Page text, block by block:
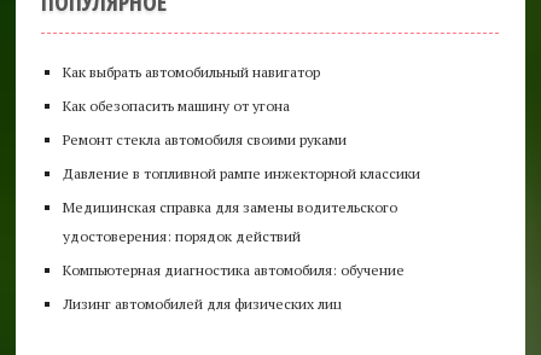
Как выбрать автомобильный навигатор
Как обезопасить машину от угона
Ремонт стекла автомобиля своими руками
Давление в топливной рампе инжекторной классики
Медицинская справка для замены водительского
удостоверения: порядок действий
Компьютерная диагностика автомобиля: обучение
Лизинг автомобилей для физических лиц